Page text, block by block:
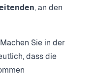
, an den
Machen Sie in der
dass die